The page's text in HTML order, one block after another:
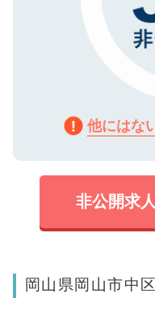
他にはな
非公開求
岡山県岡山市中